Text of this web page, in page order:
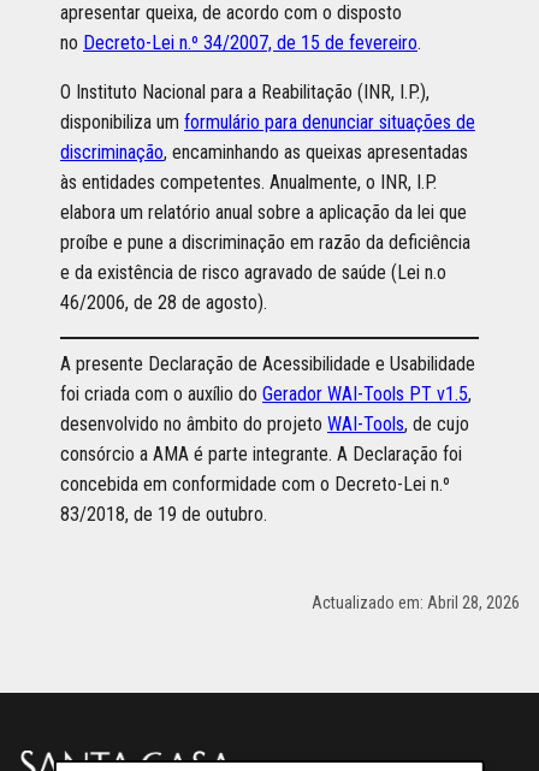
apresentar queixa, de acordo com o disposto
no Decreto-Lei n.º 34/2007, de 15 de fevereiro.
O Instituto Nacional para a Reabilitação (INR, I.P.),
disponibiliza um formulário para denunciar situações de
discriminação, encaminhando as queixas apresentadas
às entidades competentes. Anualmente, o INR, I.P.
elabora um relatório anual sobre a aplicação da lei que
proíbe e pune a discriminação em razão da deficiência
e da existência de risco agravado de saúde (Lei n.o
46/2006, de 28 de agosto).
A presente Declaração de Acessibilidade e Usabilidade
foi criada com o auxílio do Gerador WAI-Tools PT v1.5,
desenvolvido no âmbito do projeto WAI-Tools, de cujo
consórcio a AMA é parte integrante. A Declaração foi
concebida em conformidade com o Decreto-Lei n.º
83/2018, de 19 de outubro.
Actualizado em: Abril 28, 2026